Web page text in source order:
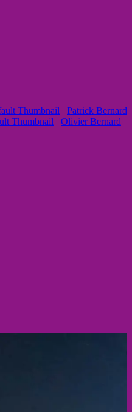
Patrick Bernard
Olivier Bernard